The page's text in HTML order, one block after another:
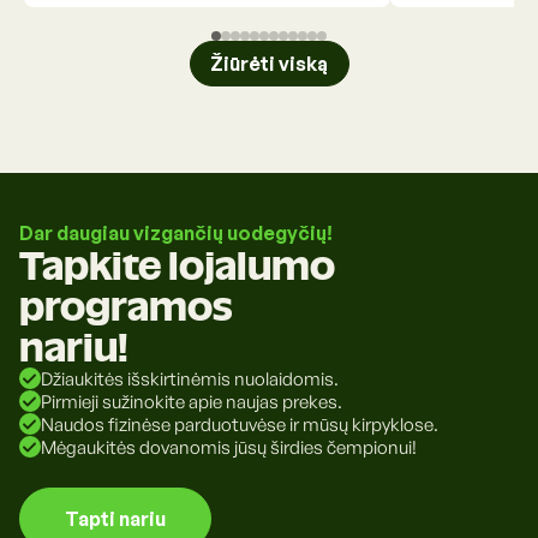
Žiūrėti viską
Dar daugiau vizgančių uodegyčių!
Tapkite lojalumo
programos
nariu!
Džiaukitės išskirtinėmis nuolaidomis.
Pirmieji sužinokite apie naujas prekes.
Naudos fizinėse parduotuvėse ir mūsų kirpyklose.
Mėgaukitės dovanomis jūsų širdies čempionui!
Tapti nariu